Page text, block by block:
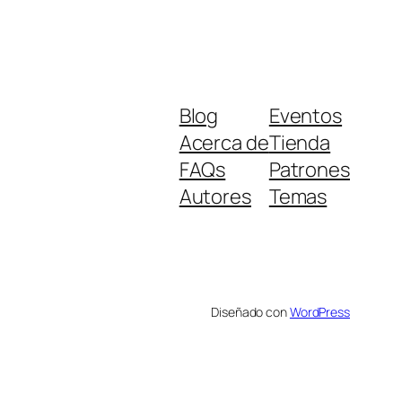
Blog
Acerca de
FAQs
Autores
Eventos
Tienda
Patrones
Temas
Diseñado conWordPress